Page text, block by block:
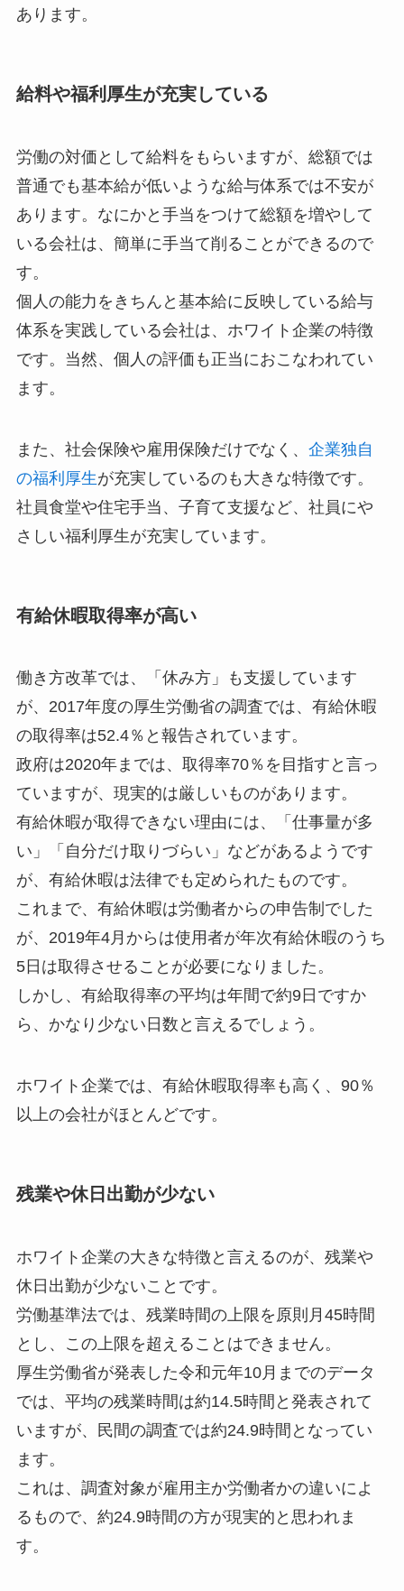
あります。
給料や福利厚生が充実している
労働の対価として給料をもらいますが、総額では
普通でも基本給が低いような給与体系では不安が
あります。なにかと手当をつけて総額を増やして
いる会社は、簡単に手当て削ることができるので
す。
個人の能力をきちんと基本給に反映している給与
体系を実践している会社は、ホワイト企業の特徴
です。当然、個人の評価も正当におこなわれてい
ます。
また、社会保険や雇用保険だけでなく、 企業独自
の福利厚生が充実しているのも大きな特徴です。
社員食堂や住宅手当、子育て支援など、社員にや
さしい福利厚生が充実しています。
有給休暇取得率が高い
働き方改革では、「休み方」も支援しています
が、2017年度の厚生労働省の調査では、有給休暇
の取得率は52.4％と報告されています。
政府は2020年までは、取得率70％を目指すと言っ
ていますが、現実的は厳しいものがあります。
有給休暇が取得できない理由には、「仕事量が多
い」「自分だけ取りづらい」などがあるようです
が、有給休暇は法律でも定められたものです。
これまで、有給休暇は労働者からの申告制でした
が、2019年4月からは使用者が年次有給休暇のうち
5日は取得させることが必要になりました。
しかし、有給取得率の平均は年間で約9日ですか
ら、かなり少ない日数と言えるでしょう。
ホワイト企業では、有給休暇取得率も高く、90％
以上の会社がほとんどです。
残業や休日出勤が少ない
ホワイト企業の大きな特徴と言えるのが、残業や
休日出勤が少ないことです。
労働基準法では、残業時間の上限を原則月45時間
とし、この上限を超えることはできません。
厚生労働省が発表した令和元年10月までのデータ
では、平均の残業時間は約14.5時間と発表されて
いますが、民間の調査では約24.9時間となってい
ます。
これは、調査対象が雇用主か労働者かの違いによ
るもので、約24.9時間の方が現実的と思われま
す。